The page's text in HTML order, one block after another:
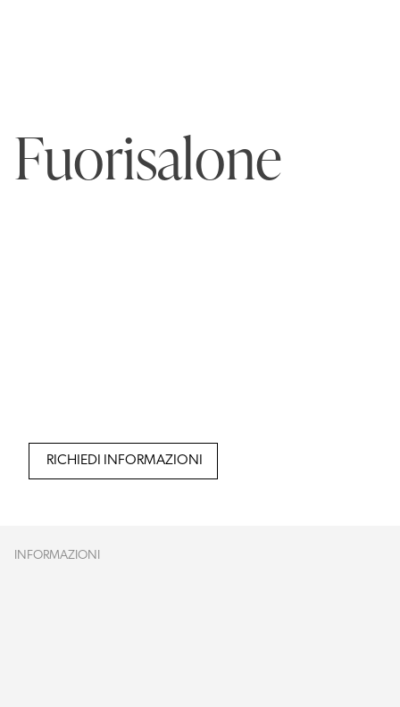
Fuorisalone
RICHIEDI INFORMAZIONI
INFORMAZIONI